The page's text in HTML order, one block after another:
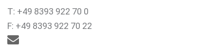
T: +49 8393 922 70 0
F: +49 8393 922 70 22
